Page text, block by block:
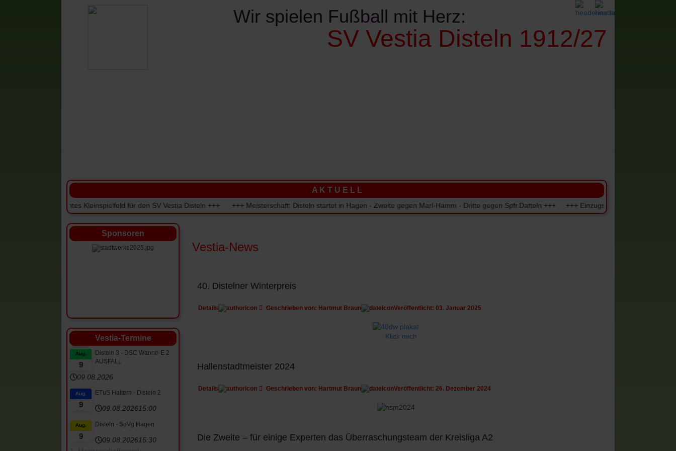
SV Vestia Disteln 1912/27
Wir spielen Fußball mit Herz:
A K T U E L L
Kleinspielfeld für den SV Vestia Disteln +++ +++ Meisterschaft: Disteln startet in Hagen - Zweite gegen Marl-Hamm - Dritte gegen Spfr.Datteln +++ +++ Einzugstermine der Beiträge für
Sponsoren
Vestia-Termine
9
Aug.
Disteln 3 - DSC Wanne-E 2
AUSFALL
09.08.2026
9
Aug. ETuS Haltern - Disteln 2
09.08.202615:00
9
Aug. Disteln - SpVg Hagen
09.08.202615:30
Vestia-News
40. Distelner Winterpreis
Details Geschrieben von: Hartmut Braun Veröffentlicht: 03. Januar 2025
Klick mich
Hallenstadtmeister 2024
Details Geschrieben von: Hartmut Braun Veröffentlicht: 26. Dezember 2024
Die Zweite – für einige Experten das Überraschungsteam der Kreisliga A2